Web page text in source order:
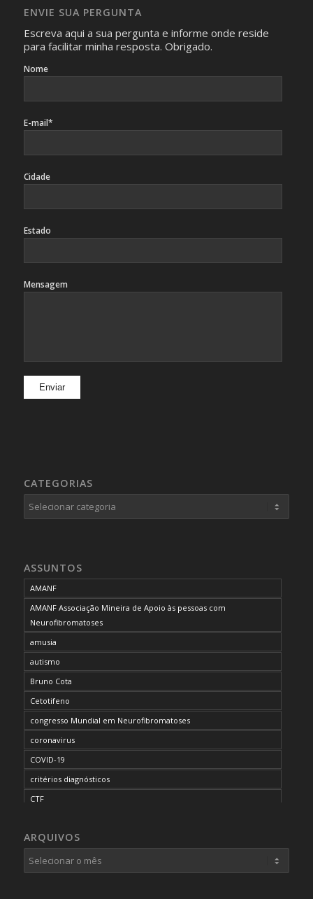
identificação da pessoa fotografada.
ENVIE SUA PERGUNTA
Escreva aqui a sua pergunta e informe onde reside
para facilitar minha resposta. Obrigado.
Nome
E-mail*
Cidade
Estado
Mensagem
CATEGORIAS
Categorias
ASSUNTOS
AMANF
AMANF Associação Mineira de Apoio às pessoas com
Neurofibromatoses
amusia
autismo
Bruno Cota
Cetotifeno
congresso Mundial em Neurofibromatoses
coronavirus
COVID-19
critérios diagnósticos
CTF
desordem do processamento auditivo
diagnóstico
dificuldades cognitivas
ARQUIVOS